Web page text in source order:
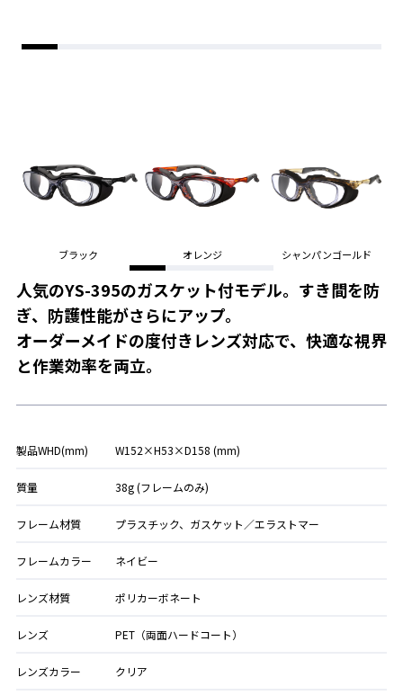
ブラック オレンジ シャンパンゴールド
人気のYS-395のガスケット付モデル。すき間を防
ぎ、防護性能がさらにアップ。
オーダーメイドの度付きレンズ対応で、快適な視界
と作業効率を両立。
製品WHD(mm) W152×H53×D158 (mm)
質量 38g (フレームのみ)
フレーム材質 プラスチック、ガスケット／エラストマー
フレームカラー ネイビー
レンズ材質 ポリカーボネート
レンズ PET（両面ハードコート）
レンズカラー クリア